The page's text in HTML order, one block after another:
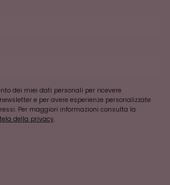
dei miei dati personali per ricevere
e per avere esperienze personalizzate
Per maggiori informazioni consulta la
della privacy.